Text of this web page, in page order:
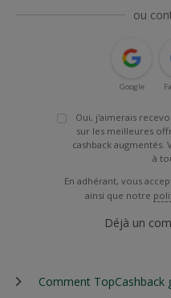
ou
Google
Oui, j'aimerais
sur les meilleures
cashback augmentés.
à
En adhérant, vous
ainsi que notre
Déjà un
Comment TopCashback